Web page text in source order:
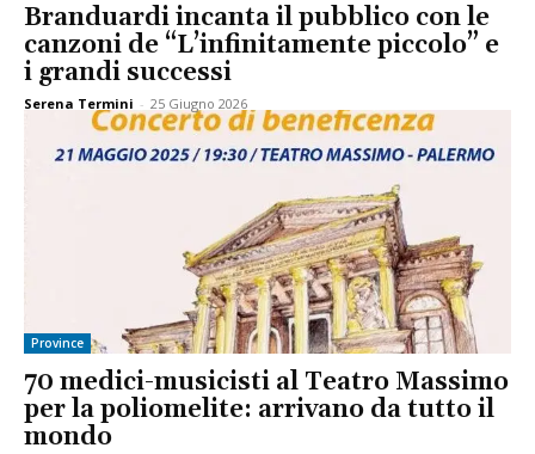
Branduardi incanta il pubblico con le
canzoni de “L’infinitamente piccolo” e
i grandi successi
Serena Termini - 25 Giugno 2026
Province
70 medici-musicisti al Teatro Massimo
per la poliomelite: arrivano da tutto il
mondo